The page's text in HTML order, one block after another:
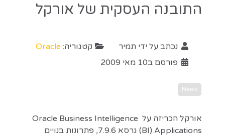
התובנה העסקית של אורקל
נכתב על ידי תמיר קטגוריה: Oracle
פורסם ב10 מאי 2009
News
אורקל הכריזה על Oracle Business Intelligence
(BI) Applications גרסא 7.9.6, פתרונות בנויים